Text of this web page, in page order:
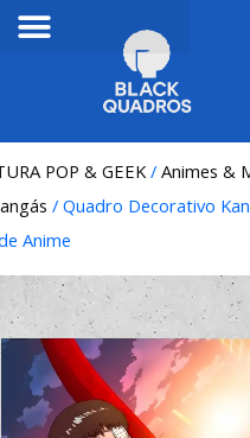
POP & GEEK/ Animes &
/ Quadro Decorativo
Anime